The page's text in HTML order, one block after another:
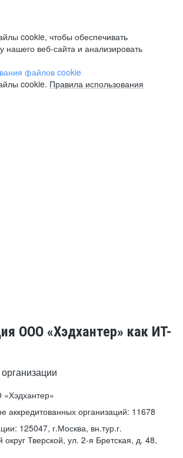
cookie, чтобы обеспечивать
нашего веб-сайта и анализировать
файлов cookie
cookie. Правила использования
ООО «Хэдхантер» как ИТ-
аккредитованных организаций: 11678
125047, г.Москва, вн.тур.г.
Тверской, ул. 2-я Бретская, д. 48,